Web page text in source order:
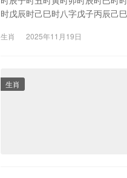
时戊辰时己巳时八字戊子丙辰己
生肖 2025年11月19日
生肖